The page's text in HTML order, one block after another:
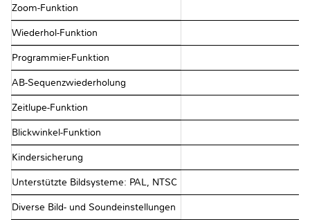
Zoom-Funktion
Wiederhol-Funktion
Programmier-Funktion
AB-Sequenzwiederholung
Zeitlupe-Funktion
Blickwinkel-Funktion
Kindersicherung
Unterstützte Bildsysteme: PAL, NTSC
Diverse Bild- und Soundeinstellungen